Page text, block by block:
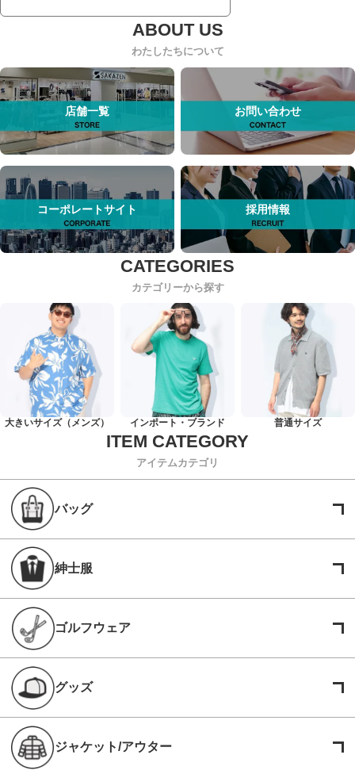
わたしたちについて
店舗一覧 お問い合わせ
コーポレートサイト 採用情報
カテゴリーから探す
大きいサイズ（メンズ） インポート・ブランド 普通サイズ
アイテムカテゴリ
バッグ
紳士服
ゴルフウェア
グッズ
ジャケット/アウター